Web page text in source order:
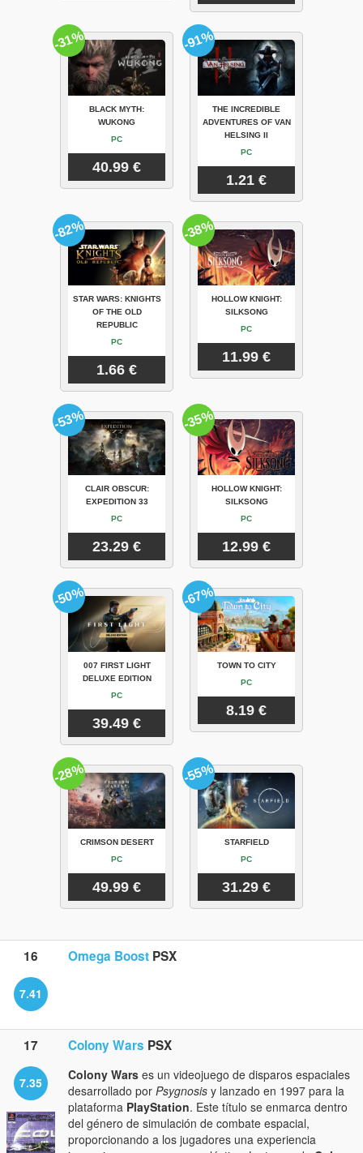
BLACK MYTH:
WUKONG
PC
40.99 €
-31%
THE INCREDIBLE
ADVENTURES OF VAN
HELSING II
PC
1.21 €
-91%
STAR WARS: KNIGHTS
OF THE OLD
REPUBLIC
PC
1.66 €
-82%
HOLLOW KNIGHT:
SILKSONG
PC
11.99 €
-38%
CLAIR OBSCUR:
EXPEDITION 33
PC
23.29 €
-53%
HOLLOW KNIGHT:
SILKSONG
PC
12.99 €
-35%
007 FIRST LIGHT
DELUXE EDITION
PC
39.49 €
-50%
TOWN TO CITY
PC
8.19 €
-67%
CRIMSON DESERT
PC
49.99 €
-28%
STARFIELD
PC
31.29 €
-55%
16 Omega Boost PSX
7.41
17 Colony Wars PSX
7.35 Colony Wars es un videojuego de disparos espaciales
desarrollado por Psygnosis y lanzado en 1997 para la
plataforma PlayStation. Este título se enmarca dentro
del género de simulación de combate espacial,
proporcionando a los jugadores una experiencia